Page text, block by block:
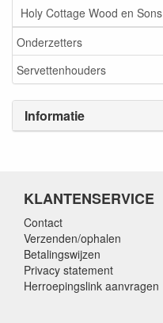
Holy Cottage Wood en Sons
Onderzetters
Servettenhouders
Informatie
KLANTENSERVICE
Contact
Verzenden/ophalen
Betalingswijzen
Privacy statement
Herroepingslink aanvragen